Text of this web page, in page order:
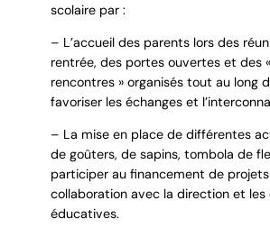
scolaire par :
– L’accueil des parents lors des
rentrée, des portes ouvertes et des
rencontres » organisés tout au long
favoriser les échanges et
– La mise en place de différentes
de goûters, de sapins, tombola de
participer au financement de
collaboration avec la direction et les
éducatives.